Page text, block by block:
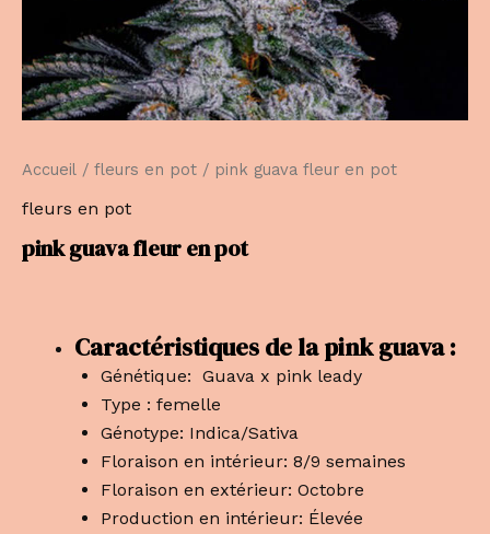
Accueil / fleurs en pot / pink guava fleur en pot
fleurs en pot
pink guava fleur en pot
Caractéristiques de la pink guava :
Génétique: Guava x pink leady
Type : femelle
Génotype: Indica/Sativa
Floraison en intérieur: 8/9 semaines
Floraison en extérieur: Octobre
Production en intérieur: Élevée